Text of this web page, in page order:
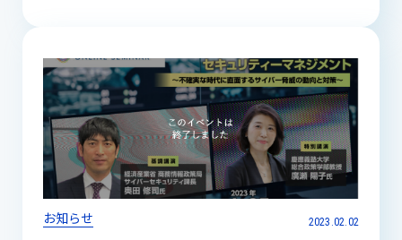
お知らせ 2023.02.02